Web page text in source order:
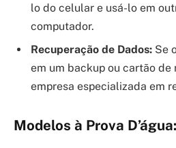
lo do celular e usá-lo em
computador.
Recuperação de Dados: Se
em um backup ou cartão de
empresa especializada em
Modelos à Prova